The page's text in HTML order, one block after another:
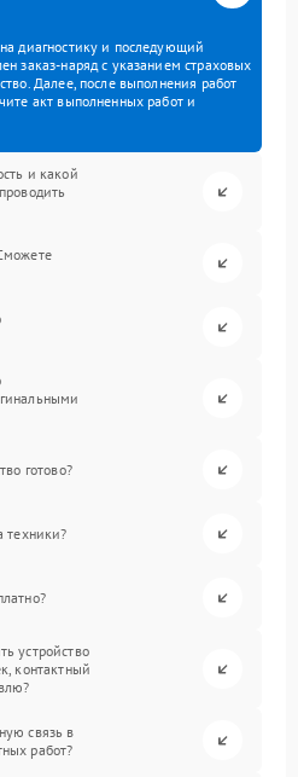
диагностику и последующий
заказ-наряд с указанием страховых
Далее, после выполнения работ
акт выполненных работ и
и какой
готово?
техники?
устройство
контактный
связь в
работ?